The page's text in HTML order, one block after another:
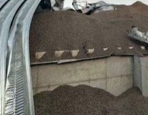
dalam program Profit di